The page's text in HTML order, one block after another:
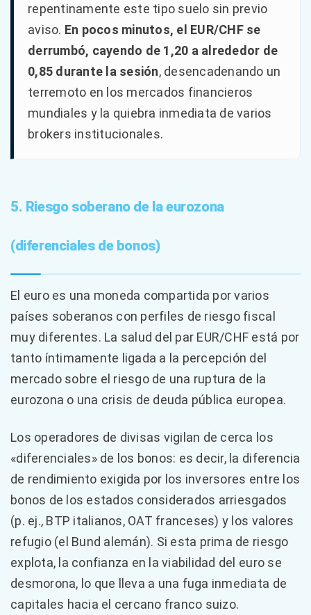
repentinamente este tipo suelo sin previo
aviso. En pocos minutos, el EUR/CHF se
derrumbó, cayendo de 1,20 a alrededor de
0,85 durante la sesión, desencadenando un
terremoto en los mercados financieros
mundiales y la quiebra inmediata de varios
brokers institucionales.
5. Riesgo soberano de la eurozona
(diferenciales de bonos)
El euro es una moneda compartida por varios
países soberanos con perfiles de riesgo fiscal
muy diferentes. La salud del par EUR/CHF está por
tanto íntimamente ligada a la percepción del
mercado sobre el riesgo de una ruptura de la
eurozona o una crisis de deuda pública europea.
Los operadores de divisas vigilan de cerca los
«diferenciales» de los bonos: es decir, la diferencia
de rendimiento exigida por los inversores entre los
bonos de los estados considerados arriesgados
(p. ej., BTP italianos, OAT franceses) y los valores
refugio (el Bund alemán). Si esta prima de riesgo
explota, la confianza en la viabilidad del euro se
desmorona, lo que lleva a una fuga inmediata de
capitales hacia el cercano franco suizo.